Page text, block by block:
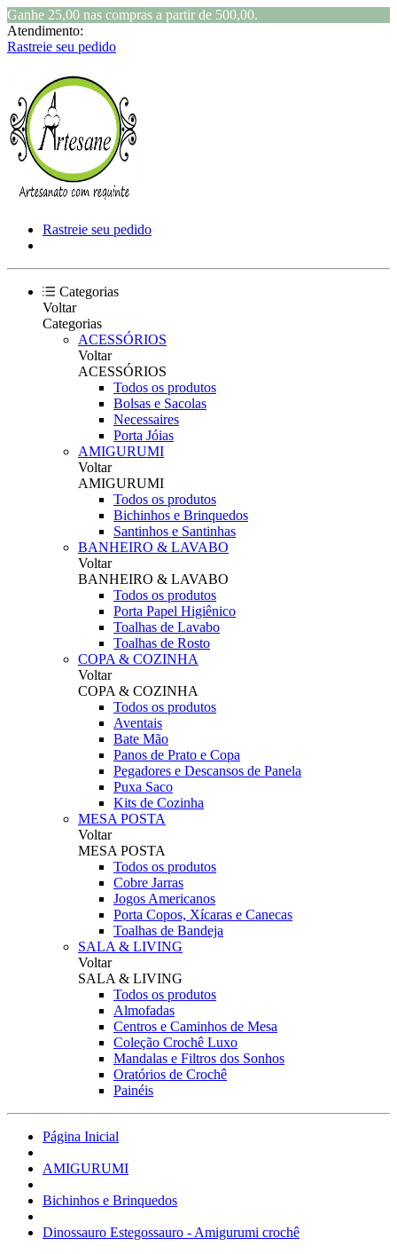
Ganhe 25,00 nas compras a partir de 500,00.
Atendimento:
Rastreie seu pedido
Rastreie seu pedido
Categorias
Voltar
Categorias
ACESSÓRIOS
Voltar
ACESSÓRIOS
Todos os produtos
Bolsas e Sacolas
Necessaires
Porta Jóias
AMIGURUMI
Voltar
AMIGURUMI
Todos os produtos
Bichinhos e Brinquedos
Santinhos e Santinhas
BANHEIRO & LAVABO
Voltar
BANHEIRO & LAVABO
Todos os produtos
Porta Papel Higiênico
Toalhas de Lavabo
Toalhas de Rosto
COPA & COZINHA
Voltar
COPA & COZINHA
Todos os produtos
Aventais
Bate Mão
Panos de Prato e Copa
Pegadores e Descansos de Panela
Puxa Saco
Kits de Cozinha
MESA POSTA
Voltar
MESA POSTA
Todos os produtos
Cobre Jarras
Jogos Americanos
Porta Copos, Xícaras e Canecas
Toalhas de Bandeja
SALA & LIVING
Voltar
SALA & LIVING
Todos os produtos
Almofadas
Centros e Caminhos de Mesa
Coleção Crochê Luxo
Mandalas e Filtros dos Sonhos
Oratórios de Crochê
Painéis
Página Inicial
AMIGURUMI
Bichinhos e Brinquedos
Dinossauro Estegossauro - Amigurumi crochê